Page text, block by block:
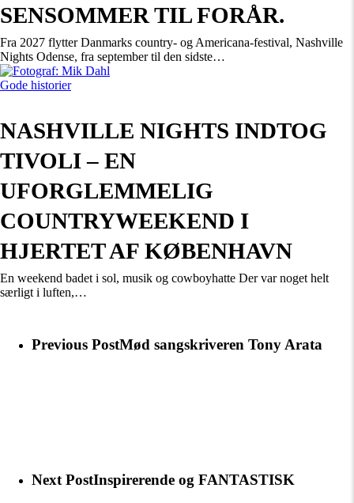
SENSOMMER TIL FORÅR.
Fra 2027 flytter Danmarks country- og Americana-festival, Nashville
Nights Odense, fra september til den sidste…
Gode historier
NASHVILLE NIGHTS INDTOG
TIVOLI – EN
UFORGLEMMELIG
COUNTRYWEEKEND I
HJERTET AF KØBENHAVN
En weekend badet i sol, musik og cowboyhatte Der var noget helt
særligt i luften,…
Previous PostMød sangskriveren Tony Arata
Next PostInspirerende og FANTASTISK